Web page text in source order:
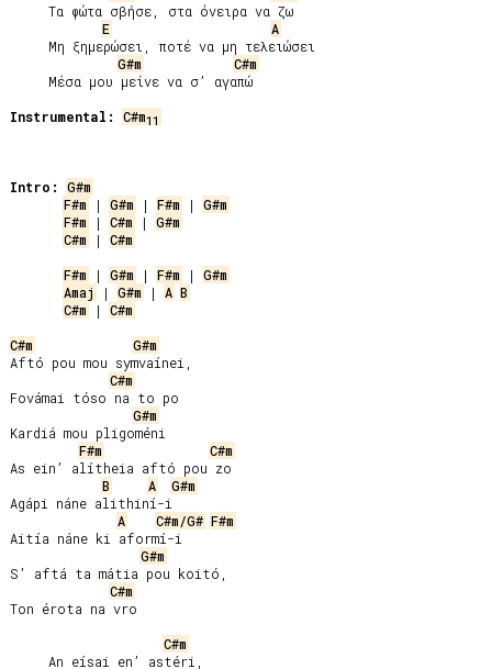
E
A
G#m
C#m
Instrumental:
C#m11
Intro:
G#m
F#m | G#m | F#m | G#m
F#m | C#m | G#m
C#m | C#m
F#m | G#m | F#m | G#m
Amaj
| G#m | A B
C#m | C#m
C#m
G#m
Aftó pou mou symvaínei,
C#m
Fovámai tóso na to po
G#m
Kardiá mou pligoméni
F#m
C#m
As ein’ alítheia aftó pou zo
B
A
G#m
Agápi náne alithiní-i
A
C#m/G# F#m
Aitía náne ki aformí-i
G#m
S’ aftá ta mátia pou koitó,
C#m
Ton érota na vro
C#m